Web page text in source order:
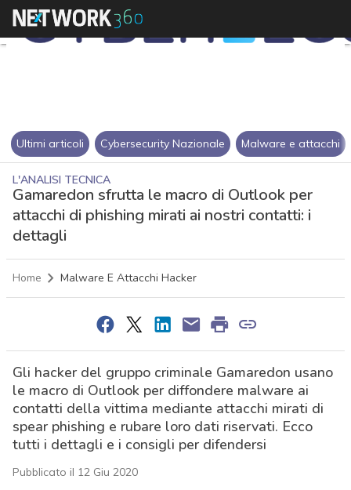
Ultimi articoli Cybersecurity Nazionale Malware e attacchi
L'ANALISI TECNICA
Gamaredon sfrutta le macro di Outlook per
attacchi di phishing mirati ai nostri contatti: i
dettagli
Home Malware E Attacchi Hacker
Gli hacker del gruppo criminale Gamaredon usano
le macro di Outlook per diffondere malware ai
contatti della vittima mediante attacchi mirati di
spear phishing e rubare loro dati riservati. Ecco
tutti i dettagli e i consigli per difendersi
Pubblicato il 12 Giu 2020